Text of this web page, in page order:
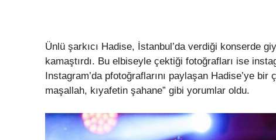
Ünlü şarkıcı Hadise, İstanbul’da verdiği konserde
kamaştırdı. Bu elbiseyle çektiği fotoğrafları ise
Instagram’da pfotoğraflarını paylaşan Hadise’ye
maşallah, kıyafetin şahane” gibi yorumlar oldu.